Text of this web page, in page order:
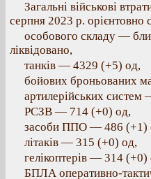
Загальні військові
серпня 2023 р. орієнтовно
особового складу —
ліквідовано,
танків — 4329 (+5) од,
бойових броньованих
артилерійських
РСЗВ — 714 (+0) од,
засоби ППО — 486 (+1)
літаків — 315 (+0) од,
гелікоптерів — 314 (+0)
БПЛА оперативно-